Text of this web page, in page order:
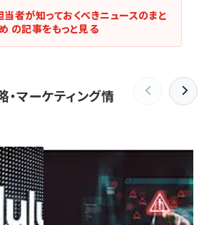
当者が知っておくべきニュースのまと
め の記事をもっと見る
・マーケティング情